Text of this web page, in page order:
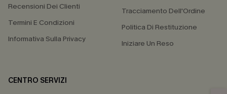
Recensioni Dei Clienti
Termini E Condizioni
Informativa Sulla Privacy
Tracciamento Dell'Ordine
Politica Di Restituzione
Iniziare Un Reso
CENTRO SERVIZI